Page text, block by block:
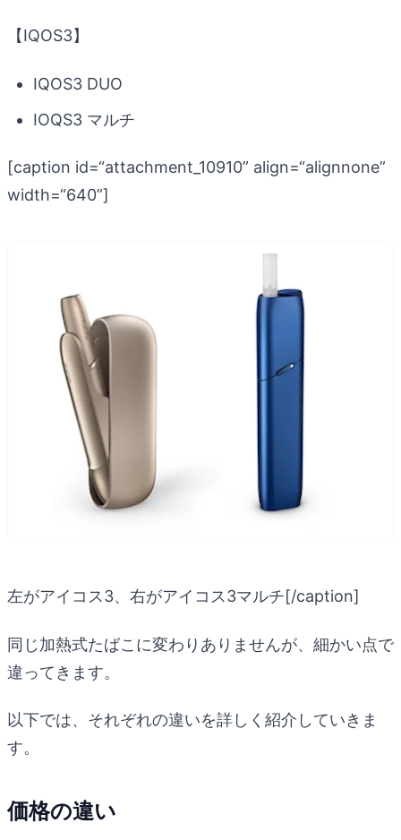
【IQOS3】
IQOS3 DUO
IOQS3 マルチ
[caption id=“attachment_10910” align=“alignnone”
width=“640”]
左がアイコス3、右がアイコス3マルチ[/caption]
同じ加熱式たばこに変わりありませんが、細かい点で
違ってきます。
以下では、それぞれの違いを詳しく紹介していきま
す。
価格の違い